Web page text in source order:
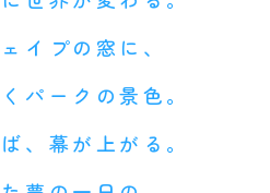
イプの窓に、
パークの景色。
、幕が上がる。